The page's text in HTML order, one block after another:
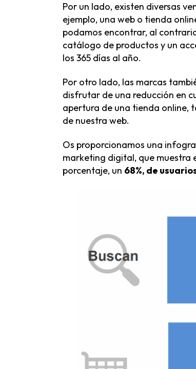
Por un lado, existen diversas
ejemplo, una web o tienda
podamos encontrar, al
catálogo de productos y un
los 365 días al año.
Por otro lado, las marcas
disfrutar de una reducción en
apertura de una tienda online,
de nuestra web.
Os proporcionamos una
marketing digital, que muestra
porcentaje, un 68%, de